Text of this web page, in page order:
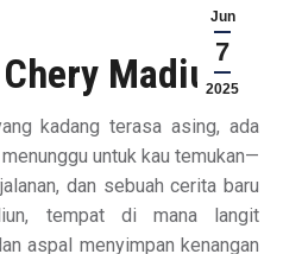
Jun
7
2025
Madiun
kadang terasa asing, ada
untuk kau temukan—
dan sebuah cerita baru
tempat di mana langit
aspal menyimpan kenangan